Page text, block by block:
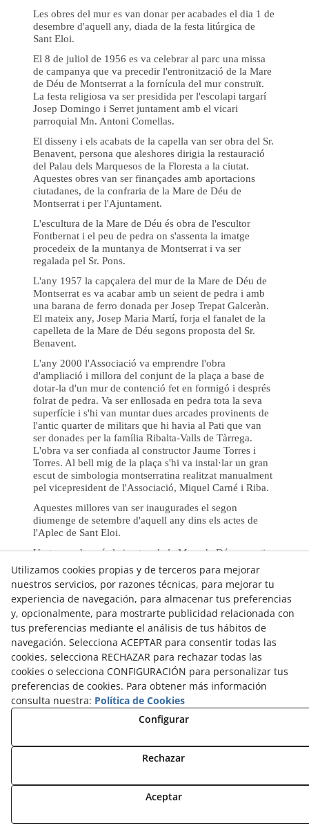
Les obres del mur es van donar per acabades el dia 1 de
desembre d'aquell any, diada de la festa litúrgica de
Sant Eloi.
El 8 de juliol de 1956 es va celebrar al parc una missa
de campanya que va precedir l'entronització de la Mare
de Déu de Montserrat a la fornícula del mur construït.
La festa religiosa va ser presidida per l'escolapi targarí
Josep Domingo i Serret juntament amb el vicari
parroquial Mn. Antoni Comellas.
El disseny i els acabats de la capella van ser obra del Sr.
Benavent, persona que aleshores dirigia la restauració
del Palau dels Marquesos de la Floresta a la ciutat.
Aquestes obres van ser finançades amb aportacions
ciutadanes, de la confraria de la Mare de Déu de
Montserrat i per l'Ajuntament.
L'escultura de la Mare de Déu és obra de l'escultor
Fontbernat i el peu de pedra on s'assenta la imatge
procedeix de la muntanya de Montserrat i va ser
regalada pel Sr. Pons.
L'any 1957 la capçalera del mur de la Mare de Déu de
Montserrat es va acabar amb un seient de pedra i amb
una barana de ferro donada per Josep Trepat Galceràn.
El mateix any, Josep Maria Martí, forja el fanalet de la
capelleta de la Mare de Déu segons proposta del Sr.
Benavent.
L'any 2000 l'Associació va emprendre l'obra
d'ampliació i millora del conjunt de la plaça a base de
dotar-la d'un mur de contenció fet en formigó i després
folrat de pedra. Va ser enllosada en pedra tota la seva
superfície i s'hi van muntar dues arcades provinents de
l'antic quarter de militars que hi havia al Pati que van
ser donades per la família Ribalta-Valls de Tàrrega.
L'obra va ser confiada al constructor Jaume Torres i
Torres. Al bell mig de la plaça s'hi va instal·lar un gran
escut de simbologia montserratina realitzat manualment
pel vicepresident de l'Associació, Miquel Carné i Riba.
Aquestes millores van ser inaugurades el segon
diumenge de setembre d'aquell any dins els actes de
l'Aplec de Sant Eloi.
Un temps després la imatge de la Mare de Déu va patir
desperfectes a causa d'una bretolada feta a cops de
pedra. Les parts malmeses van ser refetes i es va
salvaguardar la fornícula amb un vidre protector.
Aquesta millora va ser sufragada per una ciutadana
anònima de Tàrrega.
Més informació a:www.amicsarbre.cat
© 08/2026 QR View - Todos los derechos reservados.
Política de Privacitat
Utilizamos cookies propias y de terceros para mejorar
nuestros servicios, por razones técnicas, para mejorar tu
experiencia de navegación, para almacenar tus preferencias
y, opcionalmente, para mostrarte publicidad relacionada con
tus preferencias mediante el análisis de tus hábitos de
navegación. Selecciona ACEPTAR para consentir todas las
cookies, selecciona RECHAZAR para rechazar todas las
cookies o selecciona CONFIGURACIÓN para personalizar tus
preferencias de cookies. Para obtener más información
consulta nuestra: Política de Cookies
Configurar
Rechazar
Aceptar